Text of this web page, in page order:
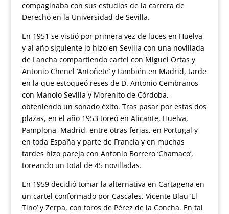
compaginaba con sus estudios de la carrera de
Derecho en la Universidad de Sevilla.
En 1951 se vistió por primera vez de luces en Huelva
y al año siguiente lo hizo en Sevilla con una novillada
de Lancha compartiendo cartel con Miguel Ortas y
Antonio Chenel ‘Antoñete’ y también en Madrid, tarde
en la que estoqueó reses de D. Antonio Cembranos
con Manolo Sevilla y Morenito de Córdoba,
obteniendo un sonado éxito. Tras pasar por estas dos
plazas, en el año 1953 toreó en Alicante, Huelva,
Pamplona, Madrid, entre otras ferias, en Portugal y
en toda España y parte de Francia y en muchas
tardes hizo pareja con Antonio Borrero ‘Chamaco’,
toreando un total de 45 novilladas.
En 1959 decidió tomar la alternativa en Cartagena en
un cartel conformado por Cascales, Vicente Blau ‘El
Tino’ y Zerpa, con toros de Pérez de la Concha. En tal